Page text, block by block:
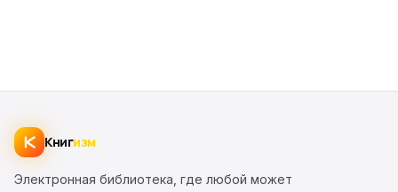
Книгизм
Электронная библиотека, где любой может